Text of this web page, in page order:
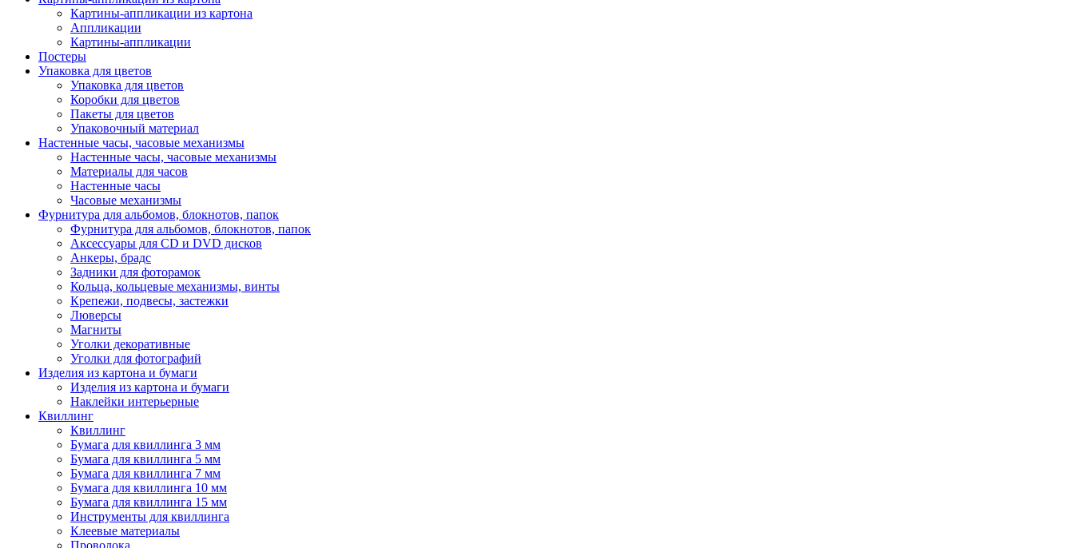
Картины-аппликации из картона
Аппликации
Картины-аппликации
Постеры
Упаковка для цветов
Упаковка для цветов
Коробки для цветов
Пакеты для цветов
Упаковочный материал
Настенные часы, часовые механизмы
Настенные часы, часовые механизмы
Материалы для часов
Настенные часы
Часовые механизмы
Фурнитура для альбомов, блокнотов, папок
Фурнитура для альбомов, блокнотов, папок
Аксессуары для CD и DVD дисков
Анкеры, брадс
Задники для фоторамок
Кольца, кольцевые механизмы, винты
Крепежи, подвесы, застежки
Люверсы
Магниты
Уголки декоративные
Уголки для фотографий
Изделия из картона и бумаги
Изделия из картона и бумаги
Наклейки интерьерные
Квиллинг
Квиллинг
Бумага для квиллинга 3 мм
Бумага для квиллинга 5 мм
Бумага для квиллинга 7 мм
Бумага для квиллинга 10 мм
Бумага для квиллинга 15 мм
Инструменты для квиллинга
Клеевые материалы
Проволока